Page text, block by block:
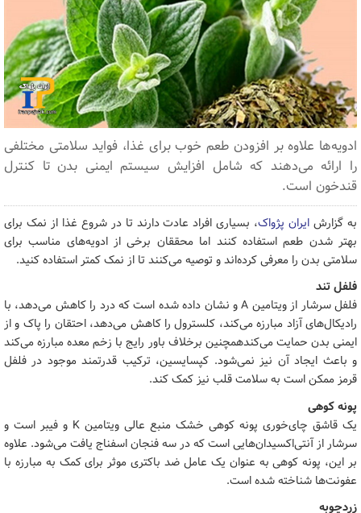
ادویه‌ها علاوه بر افزودن طعم خوب برای غذا، فواید سلامتی مختلفی
را ارائه می‌دهند که شامل افزایش سیستم ایمنی بدن تا کنترل
قندخون است.
به گزارش ایران پژواک، بسیاری افراد عادت دارند تا در شروع غذا از نمک برای
بهتر شدن طعم استفاده کنند اما محققان برخی از ادویه‌های مناسب برای
سلامتی بدن را معرفی کرده‌اند و توصیه می‌کنند تا از نمک کمتر استفاده کنید.
فلفل تند
فلفل سرشار از ویتامین A و نشان داده شده است که درد را کاهش می‌دهد، با
رادیکال‌های آزاد مبارزه می‌کند، کلسترول را کاهش می‌دهد، احتقان را پاک و از
ایمنی بدن حمایت می‌کندهمچنین برخلاف باور رایج با زخم معده مبارزه می‌کند
و باعث ایجاد آن نیز نمی‌شود. کپسایسین، ترکیب قدرتمند موجود در فلفل
قرمز ممکن است به سلامت قلب نیز کمک کند.
پونه کوهی
یک قاشق چای‌خوری پونه کوهی خشک منبع عالی ویتامین K و فیبر است و
سرشار از آنتی‌اکسیدان‌هایی است که در سه فنجان اسفناج یافت می‌شود. علاوه
بر این، پونه کوهی به عنوان یک عامل ضد باکتری موثر برای کمک به مبارزه با
عفونت‌ها شناخته شده است.
زردچوبه